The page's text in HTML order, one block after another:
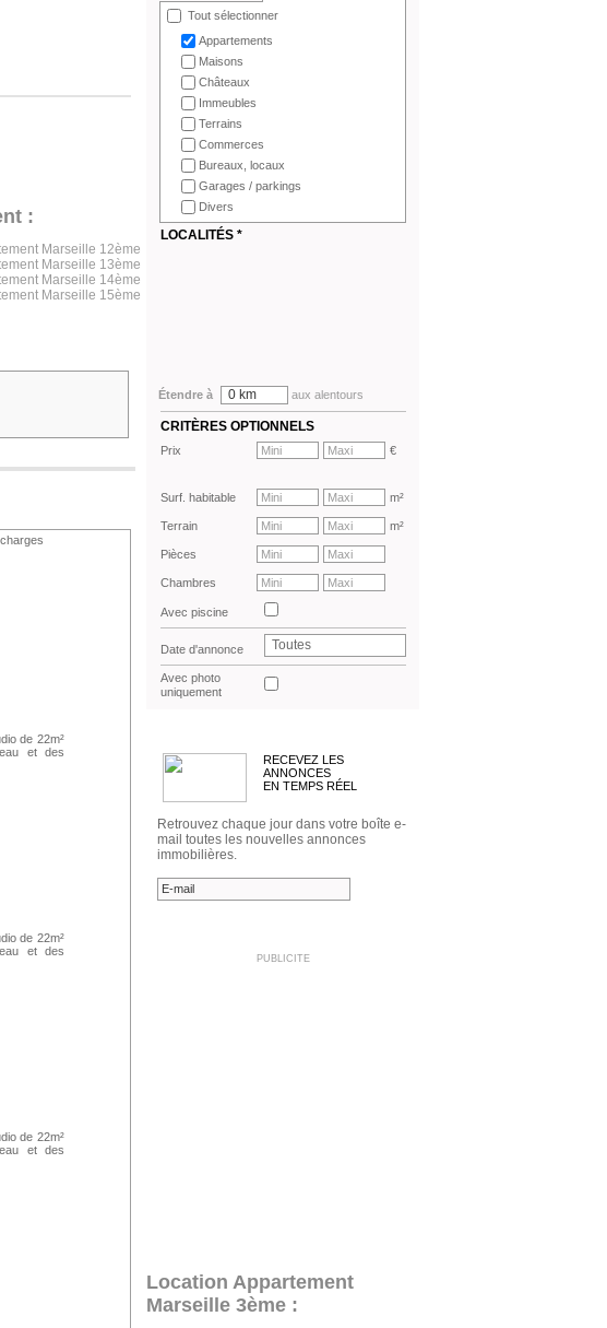
:
Marseille 12ème
Marseille 13ème
Marseille 14ème
Marseille 15ème
de 22m²
et des
de 22m²
et des
de 22m²
et des
Tout sélectionner
Appartements
Maisons
Châteaux
Immeubles
Terrains
Commerces
Bureaux, locaux
Garages / parkings
Divers
LOCALITÉS *
Étendre à 0 km aux alentours
CRITÈRES OPTIONNELS
Prix €
Surf. habitable m²
Terrain m²
Pièces
Chambres
Avec piscine
Date d'annonce Toutes
Avec photo
uniquement
RECEVEZ LES
ANNONCES
EN TEMPS RÉEL
Retrouvez chaque jour dans votre boîte e-
mail toutes les nouvelles annonces
immobilières.
PUBLICITE
Location Appartement
Marseille 3ème :